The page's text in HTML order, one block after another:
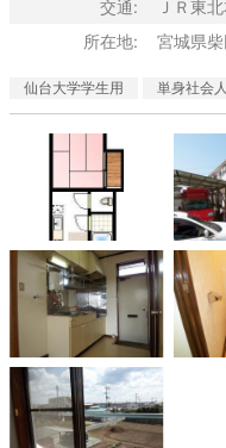
交通:
ＪＲ東
所在地:
宮城県
仙台大学学生用 単身社会